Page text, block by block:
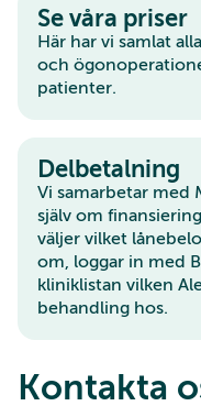
Se våra priser
Här har vi samlat
och
patienter.
Delbetalning
Vi samarbetar med
själv om
väljer vilket
om, loggar in med
kliniklistan vilken
behandling hos.
Kontakta